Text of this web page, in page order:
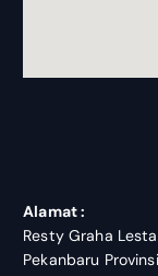
Alamat :
Resty Graha
Pekanbaru